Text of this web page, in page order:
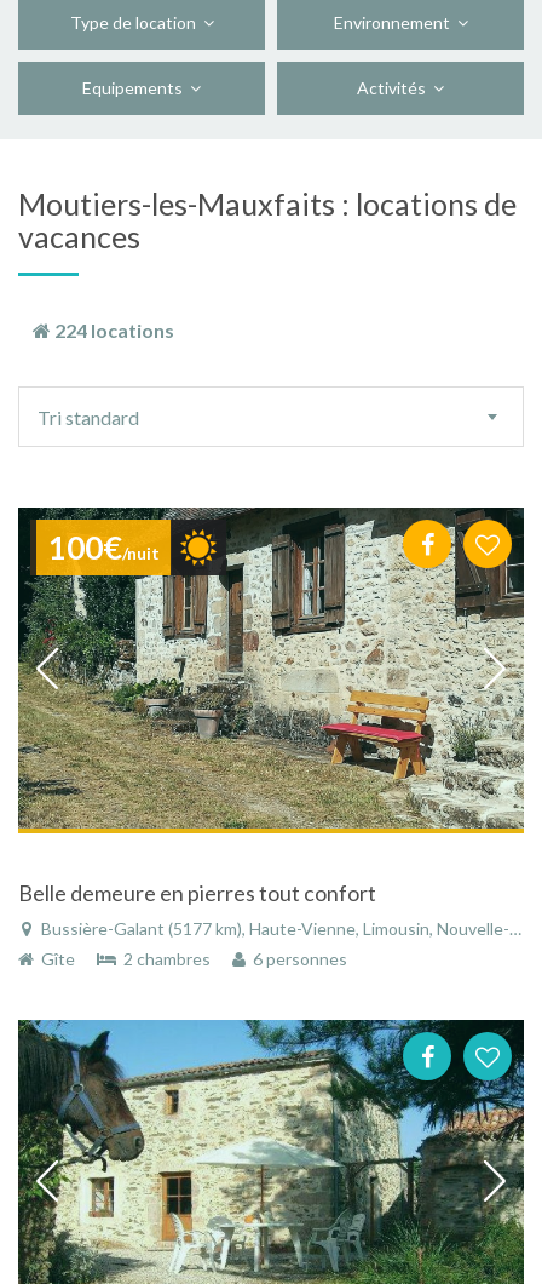
Type de location Environnement
Equipements Activités
Moutiers-les-Mauxfaits : locations de
vacances
224 locations
tri
Tri standard
100€/nuit
Belle demeure en pierres tout confort
Bussière-Galant (5177 km), Haute-Vienne, Limousin, Nouvelle-Aquitaine, France
Gîte
2 chambres 6 personnes